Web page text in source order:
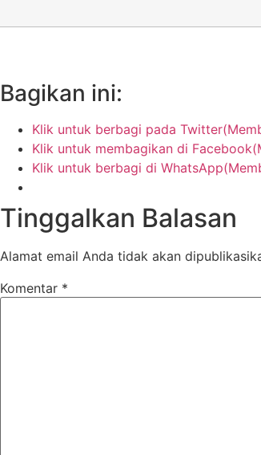
Bagikan ini:
Klik untuk berbagi pada
Klik untuk membagikan di
Klik untuk berbagi di
Tinggalkan Balasan
Alamat email Anda tidak akan
Komentar *